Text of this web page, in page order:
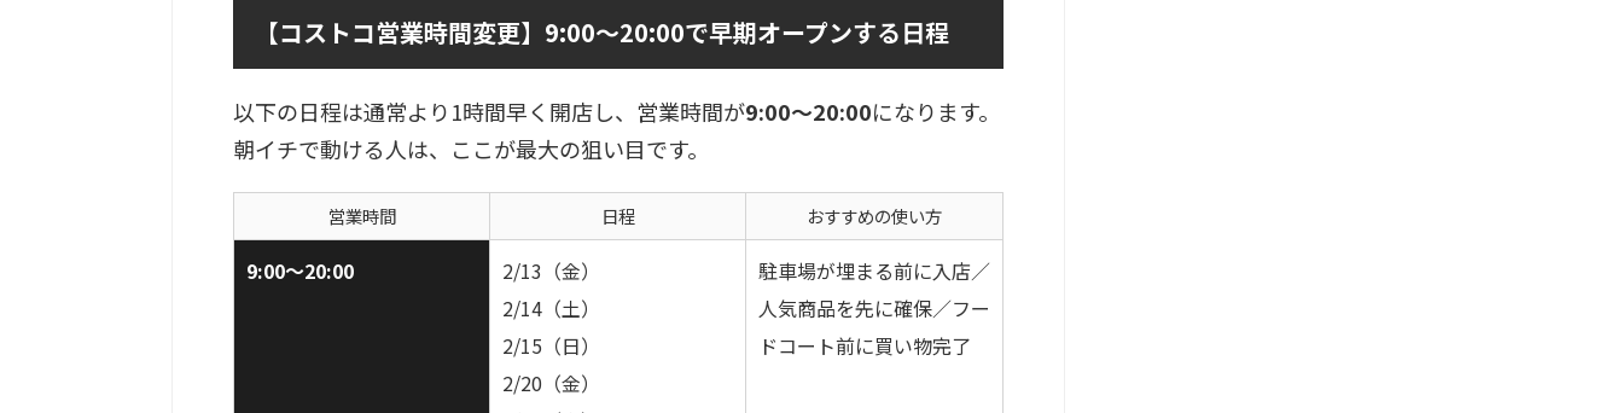
【コストコ営業時間変更】9:00〜20:00で早期オープンする日程
以下の日程は通常より1時間早く開店し、営業時間が9:00〜20:00になります。
朝イチで動ける人は、ここが最大の狙い目です。
営業時間 日程 おすすめの使い方
9:00〜20:00
2/13（金）
2/14（土）
2/15（日）
2/20（金）
駐車場が埋まる前に入店／
人気商品を先に確保／フー
ドコート前に買い物完了